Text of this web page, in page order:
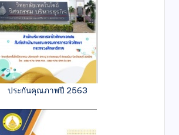
ประกันคุณภาพปี 2563